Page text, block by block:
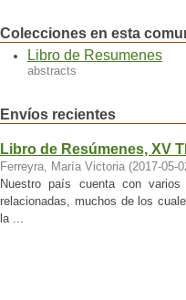
Colecciones en esta
Libro de Resumenes
abstracts
Envíos recientes
Libro de Resúmenes, XV
Ferreyra, María Victoria (2017-05-
Nuestro país cuenta con
relacionadas, muchos de los
la ...